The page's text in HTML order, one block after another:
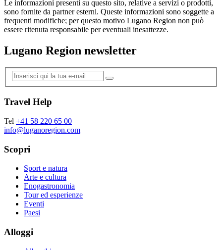
Le informazioni presenti su questo sito, relative a servizi o prodotti,
sono fornite da partner esterni. Queste informazioni sono soggette a
frequenti modifiche; per questo motivo Lugano Region non può
essere ritenuta responsabile per eventuali inesattezze.
Lugano Region newsletter
Travel Help
Tel +41 58 220 65 00
info@luganoregion.com
Scopri
Sport e natura
Arte e cultura
Enogastronomia
Tour ed esperienze
Eventi
Paesi
Alloggi